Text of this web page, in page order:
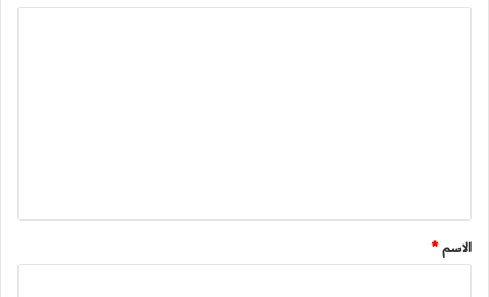
ق
*
الاسم*